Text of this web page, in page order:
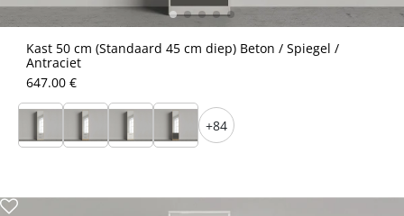
Kast 50 cm (Standaard 45 cm diep) Beton / Spiegel /
Antraciet
647.00 €
+84